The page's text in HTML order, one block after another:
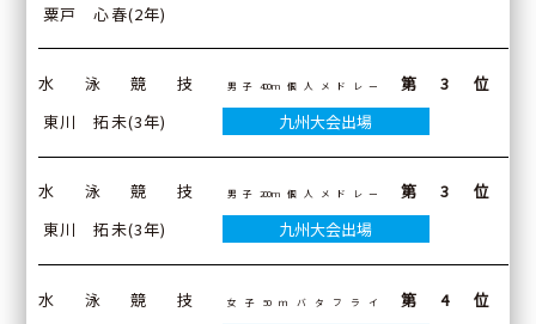
粟戸 心春(2年)
水泳競技 男子400m個人メドレー
第3位
東川 拓未(3年)
九州大会出場
水泳競技 男子200m個人メドレー
第3位
東川 拓未(3年)
九州大会出場
水泳競技 女子50ｍバタフライ
第4位